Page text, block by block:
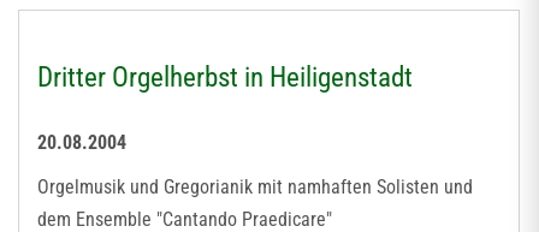
Dritter Orgelherbst in Heiligenstadt
20.08.2004
Orgelmusik und Gregorianik mit namhaften Solisten und
dem Ensemble "Cantando Praedicare"